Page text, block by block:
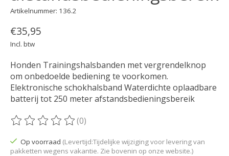
Artikelnummer: 136.2
€35,95
Incl. btw
Honden Trainingshalsbanden met vergrendelknop
om onbedoelde bediening te voorkomen.
Elektronische schokhalsband Waterdichte oplaadbare
batterij tot 250 meter afstandsbedieningsbereik
De beoordeling van dit product is
(0)
Op voorraad (Levertijd:Tijdelijke wijziging voor levering van
pakketten wegens vakantie. Zie bovenin op onze website.)